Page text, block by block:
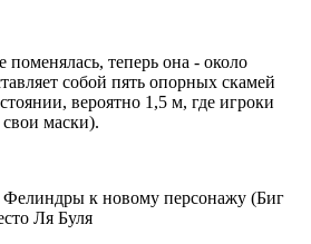
поменялась, теперь она - около
собой пять опорных скамей
вероятно 1,5 м, где игроки
маски).
Фелиндры к новому персонажу (Биг
Ля Буля